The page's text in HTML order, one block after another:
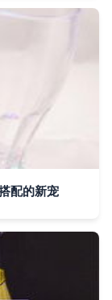
配的新宠